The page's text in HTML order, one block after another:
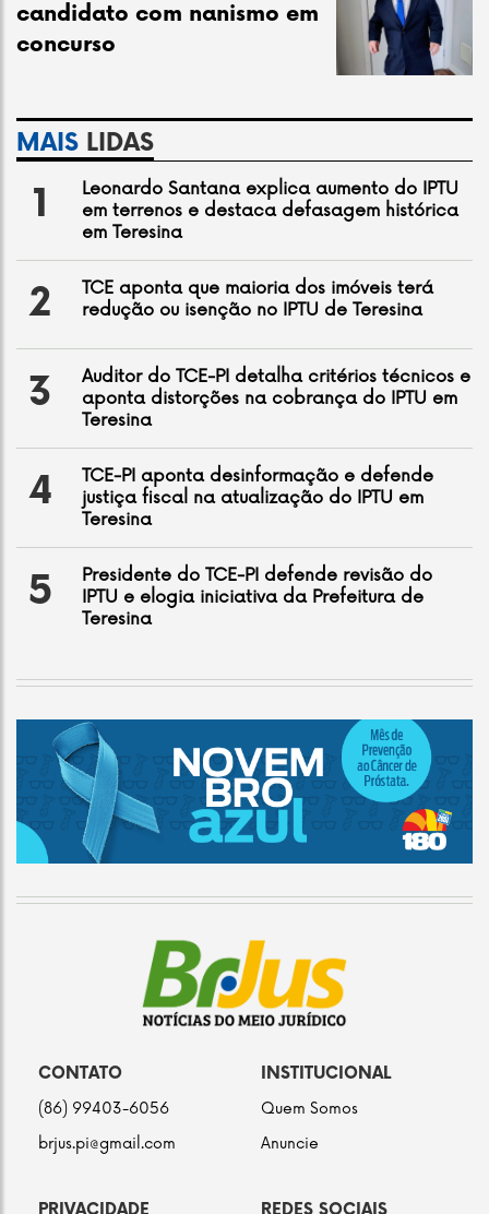
candidato com nanismo em
concurso
MAIS LIDAS
1
Leonardo Santana explica aumento do IPTU
em terrenos e destaca defasagem histórica
em Teresina
2
TCE aponta que maioria dos imóveis terá
redução ou isenção no IPTU de Teresina
3
Auditor do TCE-PI detalha critérios técnicos e
aponta distorções na cobrança do IPTU em
Teresina
4
TCE-PI aponta desinformação e defende
justiça fiscal na atualização do IPTU em
Teresina
5
Presidente do TCE-PI defende revisão do
IPTU e elogia iniciativa da Prefeitura de
Teresina
CONTATO
(86) 99403-6056
brjus.pi@gmail.com
INSTITUCIONAL
Quem Somos
Anuncie